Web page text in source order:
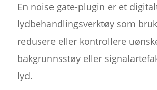
En noise gate-plugin er et
lydbehandlingsverktøy som
redusere eller kontrollere
bakgrunnsstøy eller
lyd.